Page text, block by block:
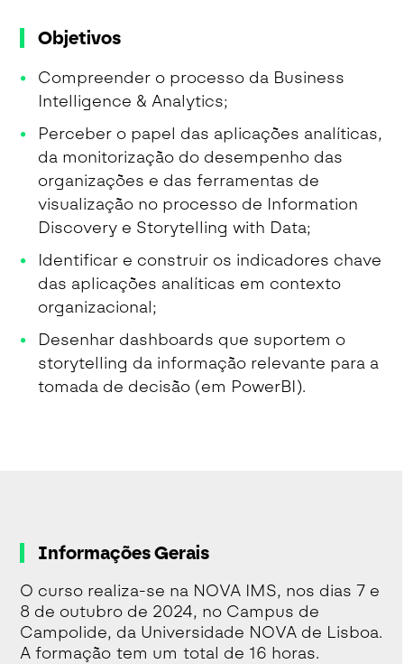
Objetivos
Compreender o processo da Business
Intelligence & Analytics;
Perceber o papel das aplicações analíticas,
da monitorização do desempenho das
organizações e das ferramentas de
visualização no processo de Information
Discovery e Storytelling with Data;
Identificar e construir os indicadores chave
das aplicações analíticas em contexto
organizacional;
Desenhar dashboards que suportem o
storytelling da informação relevante para a
tomada de decisão (em PowerBI).
Informações Gerais
O curso realiza-se na NOVA IMS, nos dias 7 e
8 de outubro de 2024, no Campus de
Campolide, da Universidade NOVA de Lisboa.
A formação tem um total de 16 horas.